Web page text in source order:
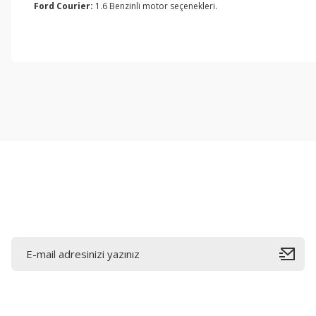
Ford Courier: 1.6 Benzinli motor seçenekleri.